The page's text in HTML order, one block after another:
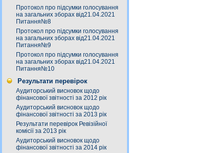
Протокол про підсумки голосування
на загальних зборах від21.04.2021
Питання№8
Протокол про підсумки голосування
на загальних зборах від21.04.2021
Питання№9
Протокол про підсумки голосування
на загальних зборах від21.04.2021
Питання№10
Результати перевірок
Аудиторський висновок щодо
фінансової звітності за 2012 рік
Аудиторський висновок щодо
фінансової звітності за 2013 рік
Результати перевірок Ревізійної
комісії за 2013 рік
Аудиторський висновок щодо
фінансової звітності за 2014 рік